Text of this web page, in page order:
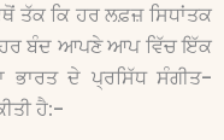
ਤੱਕ ਕਿ ਹਰ ਲਫ਼ਜ਼ ਸਿਧਾਂਤਕ
ਹਰ ਬੰਦ ਆਪਣੇ ਆਪ ਵਿੱਚ ਇੱਕ
ਭਾਰਤ ਦੇ ਪ੍ਰਸਿੱਧ ਸੰਗੀਤ-
ਹੈ:-